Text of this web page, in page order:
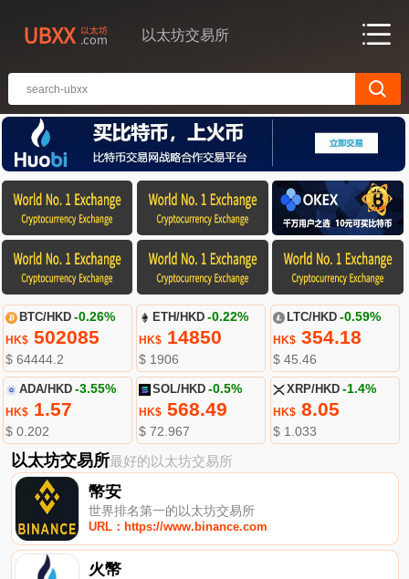
以太坊交易所
BTC/HKD -0.26%
HK$502085
$ 64444.2
ETH/HKD -0.22%
HK$ 14850
$ 1906
LTC/HKD -0.59%
HK$354.18
$ 45.46
ADA/HKD -3.55%
HK$1.57
$ 0.202
SOL/HKD -0.5%
HK$ 568.49
$ 72.967
XRP/HKD -1.4%
HK$8.05
$ 1.033
以太坊交易所最好的以太坊交易所
幣安
世界排名第一的以太坊交易所
URL：https://www.binance.com
火幣